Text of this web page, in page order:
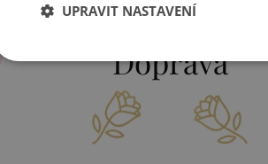
Doprava
UPRAVIT NASTAVENÍ